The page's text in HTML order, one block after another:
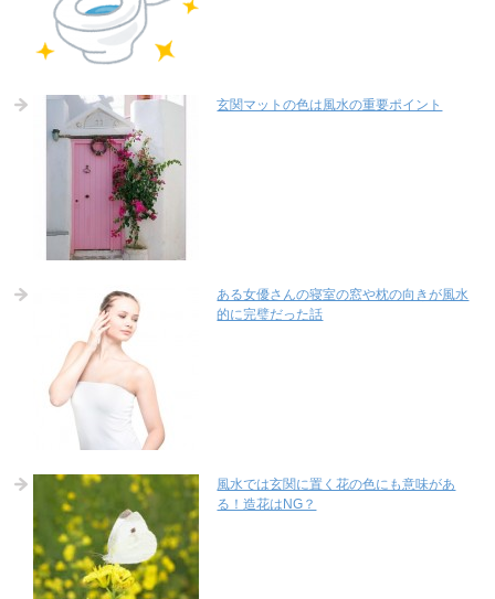
玄関マットの色は風水の重要ポイント
ある女優さんの寝室の窓や枕の向きが風水
的に完璧だった話
風水では玄関に置く花の色にも意味があ
る！造花はNG？